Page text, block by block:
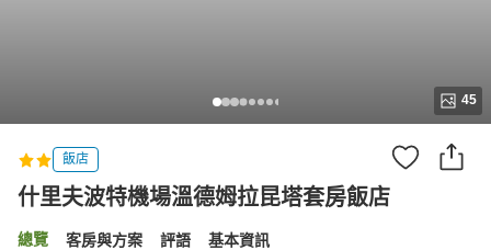
45
飯店
什里夫波特機場溫德姆拉昆塔套房飯店
總覽 客房與方案 評語 基本資訊